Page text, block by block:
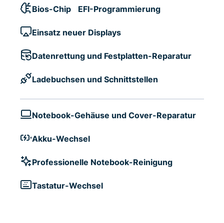
Bios-Chip EFI-Programmierung
Einsatz neuer Displays
Datenrettung und Festplatten-Reparatur
Ladebuchsen und Schnittstellen
Notebook-Gehäuse und Cover-Reparatur
Akku-Wechsel
Professionelle Notebook-Reinigung
Tastatur-Wechsel